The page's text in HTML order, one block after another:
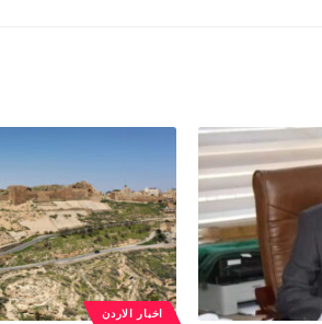
اخبار الاردن